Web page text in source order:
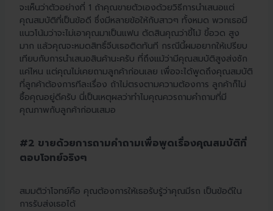
จะเห็นว่าตัวอย่างที่ 1 ถ้าคุณขายตัวเองด้วยวิธีการนำเสนอแต่
คุณสมบัติที่เป็นข้อดี ซึ่งมีหลายข้อให้กับสาวๆ ทั้งหมด พวกเธอมี
แนวโน้มว่าจะไม่เอาคุณมาเป็นแฟน ตัดสินคุณว่าขี้โม้ ขี้อวด สูง
มาก แล้วคุณจะหมดสิทธิ์จีบเธอติดทันที กรณีนี้ผมอยากให้เปรียบ
เทียบกับการนำเสนอสินค้านะครับ ที่ถึงแม้ว่ามีคุณสมบัติสูงส่งซัก
แค่ไหน แต่คุณไม่เคยถามลูกค้าก่อนเลย เพื่อจะได้พูดถึงคุณสมบัติ
ที่ลูกค้าต้องการทีละเรื่อง ถ้าไม่ตรงตามความต้องการ ลูกค้าก็ไม่
ซื้อคุณอยู่ดีครับ นี่เป็นเหตุผลว่าทำไมคุณควรถามคำถามที่มี
คุณภาพกับลูกค้าก่อนเสมอ
#2 ขายด้วยการถามคำถามเพื่อพูดเรื่องคุณสมบัติที่
ตอบโจทย์จริงๆ
สมมติว่าโจทย์คือ คุณต้องการให้เธอรับรู้ว่าคุณมีรถ เป็นข้อดีใน
การรับส่งเธอได้